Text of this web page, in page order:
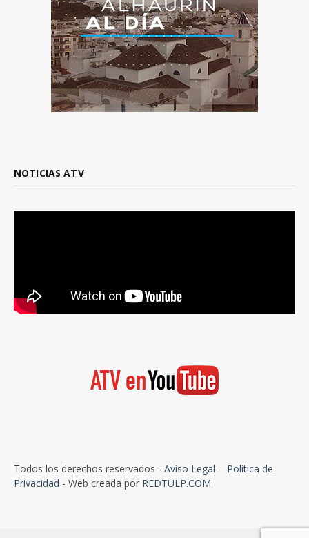
NOTICIAS ATV
Todos los derechos reservados - Aviso Legal - Política de
Privacidad - Web creada por REDTULP.COM